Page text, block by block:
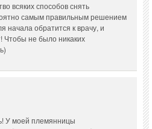
всяких способов снять
самым правильным решением
начала обратится к врачу, и
Чтобы не было никаких
У моей племянницы